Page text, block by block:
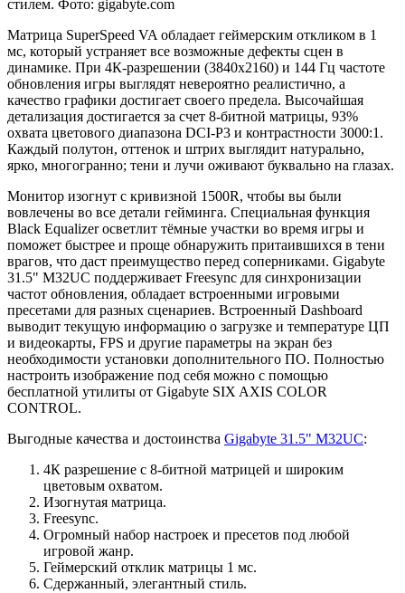
стилем. Фото: gigabyte.com
Матрица SuperSpeed VA обладает геймерским откликом в 1
мс, который устраняет все возможные дефекты сцен в
динамике. При 4К-разрешении (3840x2160) и 144 Гц частоте
обновления игры выглядят невероятно реалистично, а
качество графики достигает своего предела. Высочайшая
детализация достигается за счет 8-битной матрицы, 93%
охвата цветового диапазона DCI-P3 и контрастности 3000:1.
Каждый полутон, оттенок и штрих выглядит натурально,
ярко, многогранно; тени и лучи оживают буквально на глазах.
Монитор изогнут с кривизной 1500R, чтобы вы были
вовлечены во все детали гейминга. Специальная функция
Black Equalizer осветлит тёмные участки во время игры и
поможет быстрее и проще обнаружить притаившихся в тени
врагов, что даст преимущество перед соперниками. Gigabyte
31.5" M32UC поддерживает Freesync для синхронизации
частот обновления, обладает встроенными игровыми
пресетами для разных сценариев. Встроенный Dashboard
выводит текущую информацию о загрузке и температуре ЦП
и видеокарты, FPS и другие параметры на экран без
необходимости установки дополнительного ПО. Полностью
настроить изображение под себя можно с помощью
бесплатной утилиты от Gigabyte SIX AXIS COLOR
CONTROL.
Выгодные качества и достоинства Gigabyte 31.5" M32UC:
4К разрешение с 8-битной матрицей и широким
цветовым охватом.
Изогнутая матрица.
Freesync.
Огромный набор настроек и пресетов под любой
игровой жанр.
Геймерский отклик матрицы 1 мс.
Сдержанный, элегантный стиль.